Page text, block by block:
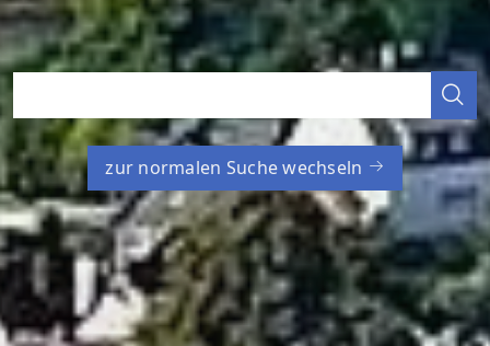
zur normalen Suche wechseln